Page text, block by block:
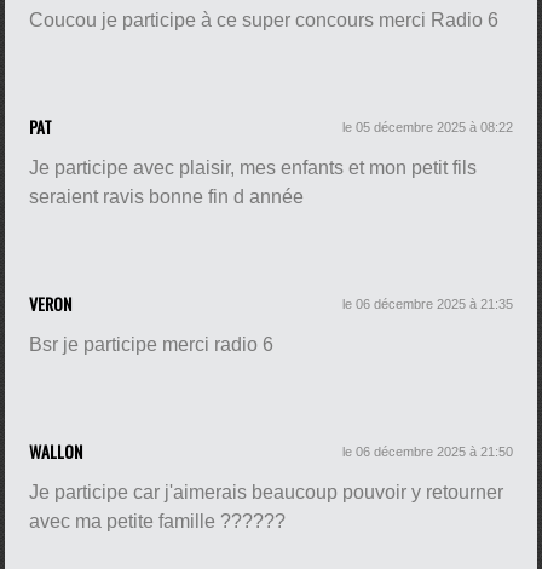
Coucou je participe à ce super concours merci Radio 6
PAT le 05 décembre 2025 à 08:22
Je participe avec plaisir, mes enfants et mon petit fils
seraient ravis bonne fin d année
VERON le 06 décembre 2025 à 21:35
Bsr je participe merci radio 6
WALLON le 06 décembre 2025 à 21:50
Je participe car j'aimerais beaucoup pouvoir y retourner
avec ma petite famille ??????